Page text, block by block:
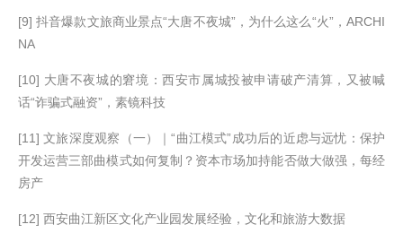
[9] 抖音爆款文旅商业景点“大唐不夜城”，为什么这么“火”，ARCHI
NA
[10] 大唐不夜城的窘境：西安市属城投被申请破产清算，又被喊
话“诈骗式融资”，素镜科技
[11] 文旅深度观察（一）｜“曲江模式”成功后的近虑与远忧：保护
开发运营三部曲模式如何复制？资本市场加持能否做大做强，每经
房产
[12] 西安曲江新区文化产业园发展经验，文化和旅游大数据